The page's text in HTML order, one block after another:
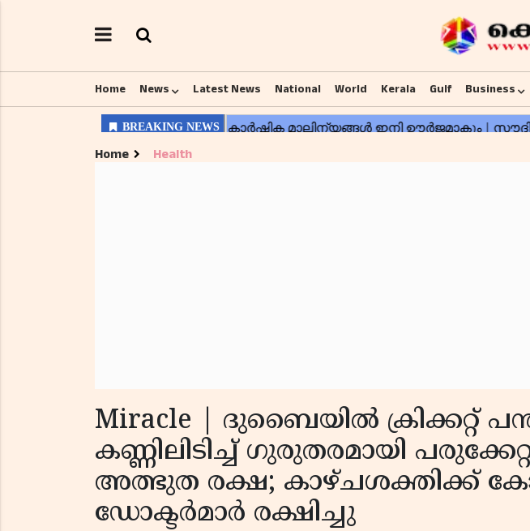
Home News Latest News National World Kerala Gulf Business
Home Health
Miracle | ദുബൈയില്‍ ക്രിക്കറ്റ്
കണ്ണിലിടിച്ച് ഗുരുതരമായി
അത്ഭുത രക്ഷ; കാഴ്ചശക്തിക്ക്
ഡോക്ടര്‍മാര്‍ രക്ഷിച്ചു